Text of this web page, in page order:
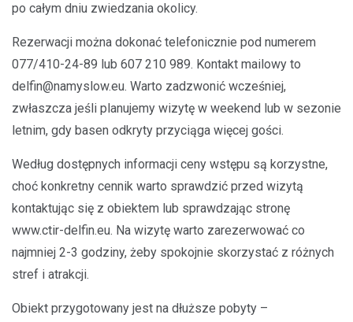
po całym dniu zwiedzania okolicy.
Rezerwacji można dokonać telefonicznie pod numerem
077/410-24-89 lub 607 210 989. Kontakt mailowy to
delfin@namyslow.eu. Warto zadzwonić wcześniej,
zwłaszcza jeśli planujemy wizytę w weekend lub w sezonie
letnim, gdy basen odkryty przyciąga więcej gości.
Według dostępnych informacji ceny wstępu są korzystne,
choć konkretny cennik warto sprawdzić przed wizytą
kontaktując się z obiektem lub sprawdzając stronę
www.ctir-delfin.eu. Na wizytę warto zarezerwować co
najmniej 2-3 godziny, żeby spokojnie skorzystać z różnych
stref i atrakcji.
Obiekt przygotowany jest na dłuższe pobyty –